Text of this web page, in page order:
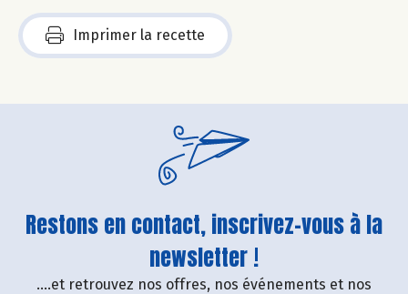
Imprimer la recette
Restons en contact, inscrivez-vous à la
newsletter !
....et retrouvez nos offres, nos événements et nos